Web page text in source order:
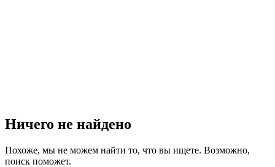
Ничего не найдено
Похоже, мы не можем найти то, что вы ищете. Возможно,
поиск поможет.